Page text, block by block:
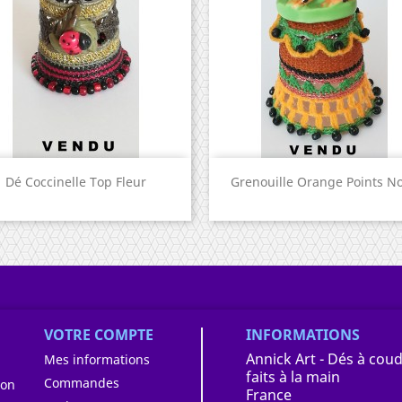
Dé Coccinelle Top Fleur
Aperçu rapide Grenouille Orange Points
Aperçu rapide
VOTRE COMPTE
Mes informations
Commandes
INFORMATIONS
Annick Art - Dés à
faits à la main
France